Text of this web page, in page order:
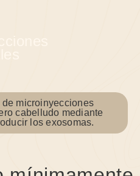
microinyecciones
cabelludo mediante
los exosomas.